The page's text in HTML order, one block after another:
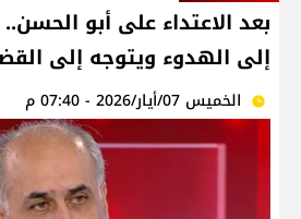
بعد الاعتداء على أبو
إلى الهدوء ويتوجه إلى
الخميس 07/أيار/2026 - 07:40 م